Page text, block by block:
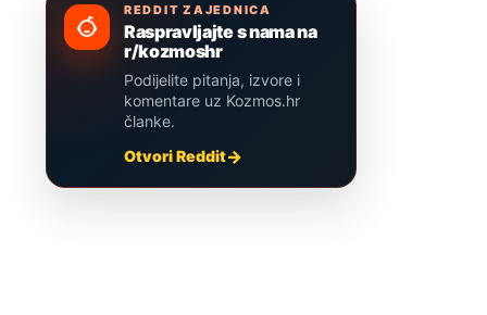
REDDIT ZAJEDNICA
Raspravljajte s nama na
r/kozmoshr
Podijelite pitanja, izvore i
komentare uz Kozmos.hr
članke.
Otvori Reddit